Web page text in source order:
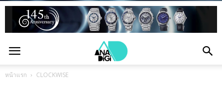
หน้าแรก CLOCKWISE